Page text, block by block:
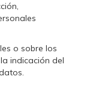
o sobre los
indicación del